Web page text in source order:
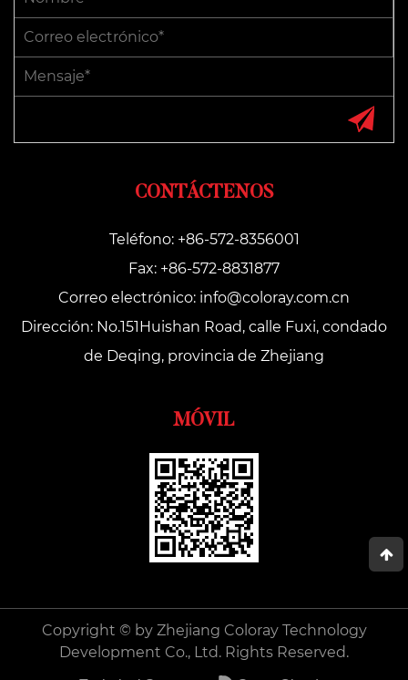
CONTÁCTENOS
Teléfono: +86-572-8356001
Fax: +86-572-8831877
Correo electrónico: info@coloray.com.cn
Dirección: No.151Huishan Road, calle Fuxi, condado
de Deqing, provincia de Zhejiang
MÓVIL
Copyright © by Zhejiang Coloray Technology
Development Co., Ltd. Rights Reserved.